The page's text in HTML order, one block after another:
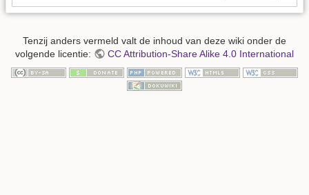
Tenzij anders vermeld valt de inhoud van deze wiki onder de
volgende licentie:
CC Attribution-Share Alike 4.0 International